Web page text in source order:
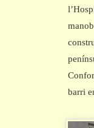
barri